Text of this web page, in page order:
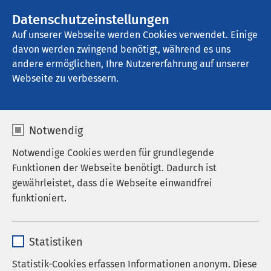
Datenschutzeinstellungen
Auf unserer Webseite werden Cookies verwendet. Einige
davon werden zwingend benötigt, während es uns
andere ermöglichen, Ihre Nutzererfahrung auf unserer
Webseite zu verbessern.
Notwendig
Notwendige Cookies werden für grundlegende
Funktionen der Webseite benötigt. Dadurch ist
gewährleistet, dass die Webseite einwandfrei
funktioniert.
Anbieter sgalinski
Statistiken
Statistik-Cookies erfassen Informationen anonym. Diese
AMEOS Klinikum Haldensleben
Ansprechperson
Ihr direkter Draht zu
unseren Ärztinnen, Ärzten
und Sekretariaten